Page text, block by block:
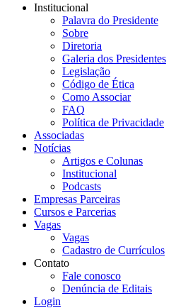
Institucional
Palavra do Presidente
Sobre
Diretoria
Galeria dos Presidentes
Legislação
Código de Ética
Como Associar
FAQ
Política de Privacidade
Associadas
Notícias
Artigos e Colunas
Institucional
Podcasts
Empresas Parceiras
Cursos e Parcerias
Vagas
Vagas
Cadastro de Currículos
Contato
Fale conosco
Denúncia de Editais
Login